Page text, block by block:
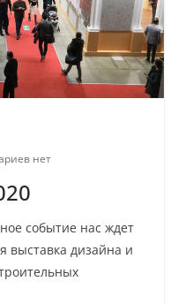
нет
событие нас ждет
дизайна и